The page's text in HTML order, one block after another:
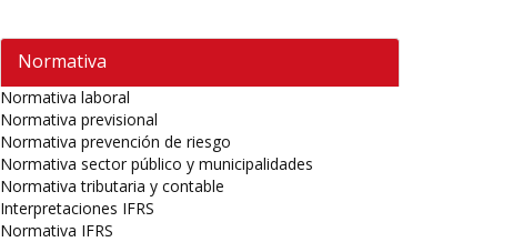
Normativa
Normativa laboral
Normativa previsional
Normativa prevención de riesgo
Normativa sector público y municipalidades
Normativa tributaria y contable
Interpretaciones IFRS
Normativa IFRS